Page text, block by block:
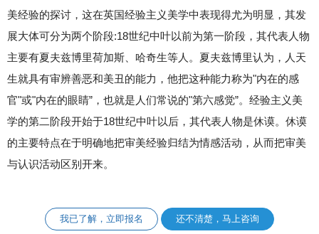
美经验的探讨，这在英国经验主义美学中表现得尤为明显，其发
展大体可分为两个阶段:18世纪中叶以前为第一阶段，其代表人物
主要有夏夫兹博里荷加斯、哈奇生等人。夏夫兹博里认为，人天
生就具有审辨善恶和美丑的能力，他把这种能力称为"内在的感
官"或"内在的眼睛”，也就是人们常说的"第六感觉”。经验主义美
学的第二阶段开始于18世纪中叶以后，其代表人物是休谟。休谟
的主要特点在于明确地把审美经验归结为情感活动，从而把审美
与认识活动区别开来。
我已了解，立即报名 还不清楚，马上咨询